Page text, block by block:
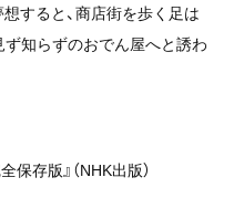
すると、商店街を歩く足は
ず知らずのおでん屋へと誘わ
存版』（NHK出版）